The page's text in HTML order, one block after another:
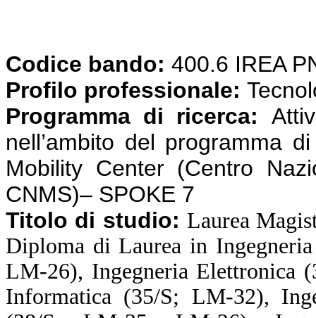
Codice bando: 400.6 IREA
Profilo professionale:
Programma di ricerca:
nell’ambito del programma
Mobility Center (Centro
CNMS)– SPOKE 7
Titolo di studio: Laurea
Diploma di Laurea in
LM-26), Ingegneria Elettronica
Informatica (35/S; LM-32),